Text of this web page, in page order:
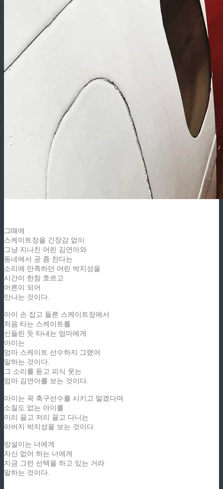
그때에
스케이트장을 긴장감 없이
그냥 지나친 어린 김연아와
동네에서 공 좀 찬다는
소리에 만족하던 어린 박지성을
시간이 한참 흐르고
어른이 되어
만나는 것이다.
아이 손 잡고 들른 스케이트장에서
처음 타는 스케이트를
신들린 듯 타내는 엄마에게
아이는
엄마 스케이트 선수하지 그랬어
말하는 것이다.
그 소리를 듣고 피식 웃는
엄마 김연아를 보는 것이다.
아이는 꼭 축구선수를 시키고 말겠다며
소질도 없는 아이를
이리 끌고 저리 끌고 다니는
아버지 박지성을 보는 것이다.
망설이는 너에게
자신 없어 하는 너에게
지금 그런 선택을 하고 있는 거라
말하는 것이다.